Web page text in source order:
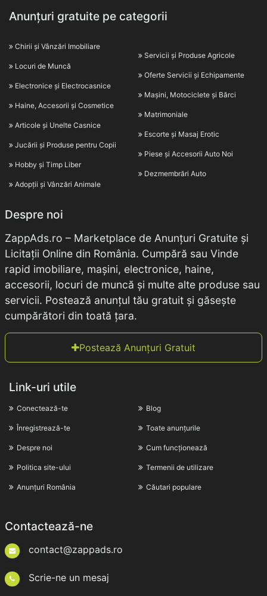
Anunțuri gratuite pe categorii
Chirii și Vânzări Imobiliare
Locuri de Muncă
Electronice și Electrocasnice
Haine, Accesorii și Cosmetice
Articole și Unelte Casnice
Jucării și Produse pentru Copii
Hobby și Timp Liber
Adopții și Vânzări Animale
Servicii și Produse Agricole
Oferte Servicii și Echipamente
Mașini, Motociclete și Bărci
Matrimoniale
Escorte și Masaj Erotic
Piese și Accesorii Auto Noi
Dezmembrări Auto
Despre noi
ZappAds.ro – Marketplace de Anunțuri Gratuite și
Licitații Online din România. Cumpără sau Vinde
rapid imobiliare, mașini, electronice, haine,
accesorii, locuri de muncă și multe alte produse sau
servicii. Postează anunțul tău gratuit și găsește
cumpărători din toată țara.
Postează Anunțuri Gratuit
Link-uri utile
Conectează-te
Înregistrează-te
Despre noi
Politica site-ului
Anunțuri România
Blog
Toate anunțurile
Cum funcționează
Termenii de utilizare
Căutari populare
Contactează-ne
contact@zappads.ro
Scrie-ne un mesaj